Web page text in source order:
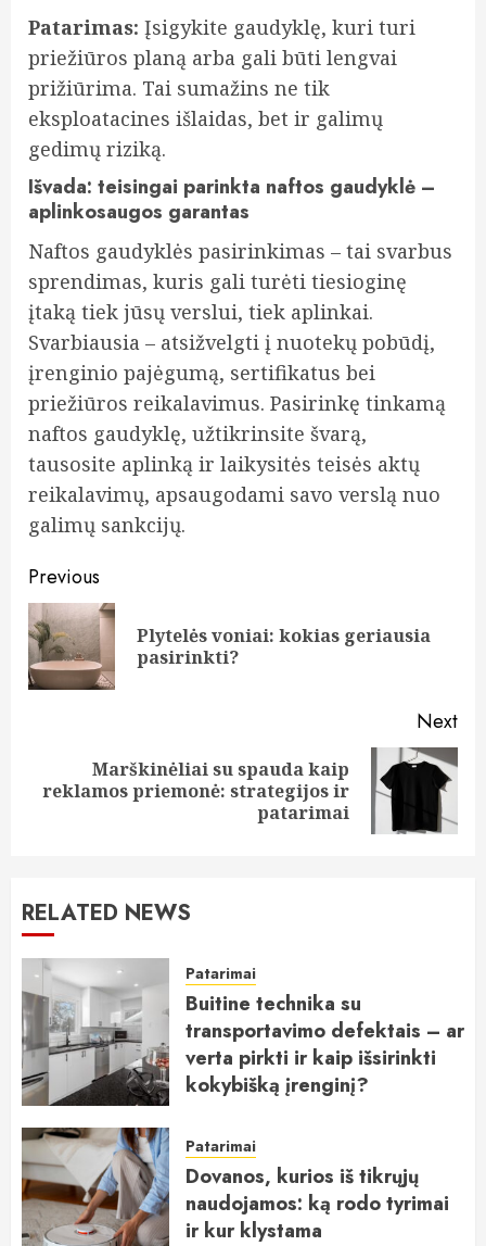
Patarimas: Įsigykite gaudyklę, kuri turi
priežiūros planą arba gali būti lengvai
prižiūrima. Tai sumažins ne tik
eksploatacines išlaidas, bet ir galimų
gedimų riziką.
Išvada: teisingai parinkta naftos gaudyklė –
aplinkosaugos garantas
Naftos gaudyklės pasirinkimas – tai svarbus
sprendimas, kuris gali turėti tiesioginę
įtaką tiek jūsų verslui, tiek aplinkai.
Svarbiausia – atsižvelgti į nuotekų pobūdį,
įrenginio pajėgumą, sertifikatus bei
priežiūros reikalavimus. Pasirinkę tinkamą
naftos gaudyklę, užtikrinsite švarą,
tausosite aplinką ir laikysitės teisės aktų
reikalavimų, apsaugodami savo verslą nuo
galimų sankcijų.
Continue
Reading
Previous
Plytelės voniai: kokias geriausia
pasirinkti?
Next
Next
Marškinėliai su spauda kaip
reklamos priemonė: strategijos ir
patarimai
RELATED NEWS
Patarimai
Buitine technika su
transportavimo defektais – ar
verta pirkti ir kaip išsirinkti
kokybišką įrenginį?
Patarimai
Dovanos, kurios iš tikrųjų
naudojamos: ką rodo tyrimai
ir kur klystama